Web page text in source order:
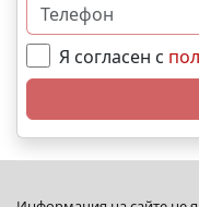
Я согласен с